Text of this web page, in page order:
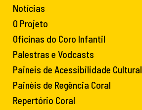
Notícias
O Projeto
Oficinas do Coro Infantil
Palestras e Vodcasts
Paineis de Acessibilidade Cultural
Painéis de Regência Coral
Repertório Coral